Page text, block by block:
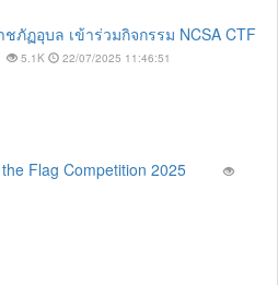
ภัฏอุบล เข้าร่วมกิจกรรม NCSA CTF
5.1K 22/07/2025 11:46:51
Flag Competition 2025